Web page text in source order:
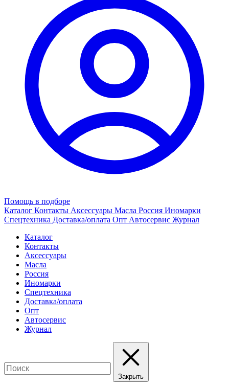
Помощь в подборе
Каталог Контакты Аксессуары Масла Россия Иномарки
Спецтехника Доставка/оплата Опт Автосервис Журнал
Каталог
Контакты
Аксессуары
Масла
Россия
Иномарки
Спецтехника
Доставка/оплата
Опт
Автосервис
Журнал
Закрыть